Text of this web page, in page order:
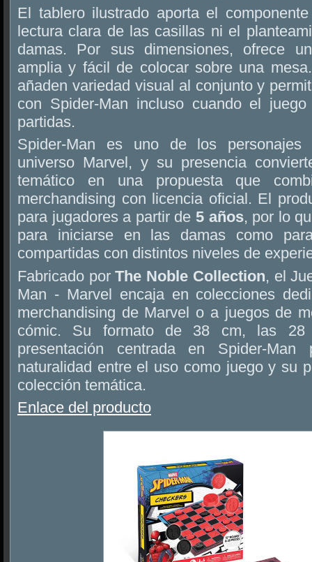
El tablero ilustrado aporta el
lectura clara de las casillas ni el
damas. Por sus dimensiones, ofrece
amplia y fácil de colocar sobre una
añaden variedad visual al conjunto y
con Spider-Man incluso cuando el
partidas.
Spider-Man es uno de los personajes
universo Marvel, y su presencia
temático en una propuesta que
merchandising con licencia oficial. El
para jugadores a partir de 5 años, por lo
para iniciarse en las damas como
compartidas con distintos niveles de
Fabricado porThe Noble Collection, el
Man - Marvel encaja en colecciones
merchandising de Marvel o a juegos de
cómic. Su formato de 38 cm, las
presentación centrada en Spider-Man
naturalidad entre el uso como juego y su
colección temática.
Enlace del producto